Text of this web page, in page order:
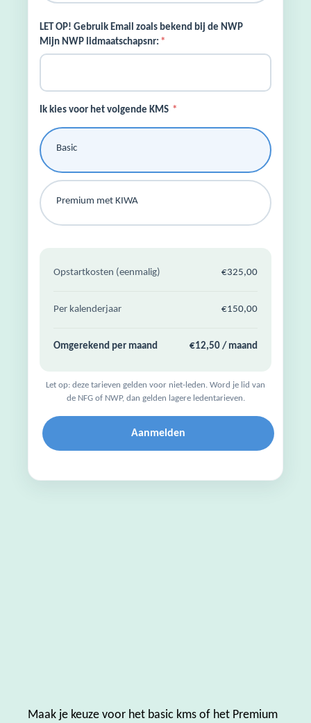
LET OP! Gebruik Email zoals bekend bij de NWP
Mijn NWP lidmaatschapsnr: *
Ik kies voor het volgende KMS *
Basic
Premium met KIWA
Opstartkosten (eenmalig) €325,00
Per kalenderjaar €150,00
Omgerekend per maand €12,50 / maand
Let op: deze tarieven gelden voor niet-leden. Word je lid van
de NFG of NWP, dan gelden lagere ledentarieven.
Maak je keuze voor het basic kms of het Premium